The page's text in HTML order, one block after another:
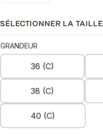
SÉLECTIONNER LA TAILLE
GRANDEUR
36 (C)
38 (C)
40 (C)